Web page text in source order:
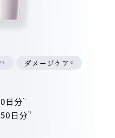
*1 ダメージケア *2
日分*3
50日分*3